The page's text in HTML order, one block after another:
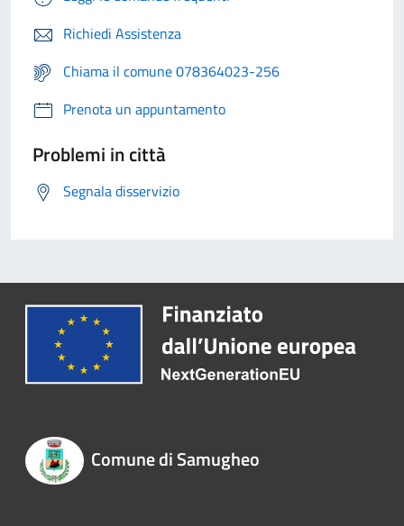
Richiedi Assistenza
Chiama il comune 078364023-256
Prenota un appuntamento
Problemi in città
Segnala disservizio
Comune di Samugheo